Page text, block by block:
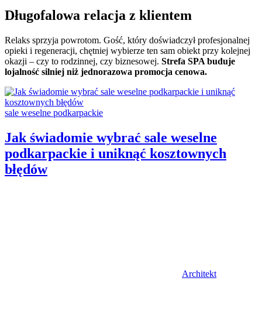
Długofalowa relacja z klientem
Relaks sprzyja powrotom. Gość, który doświadczył profesjonalnej
opieki i regeneracji, chętniej wybierze ten sam obiekt przy kolejnej
okazji – czy to rodzinnej, czy biznesowej. Strefa SPA buduje
lojalność silniej niż jednorazowa promocja cenowa.
Categories:
sale weselne podkarpackie
Jak świadomie wybrać sale weselne
podkarpackie i uniknąć kosztownych
błędów
Architekt